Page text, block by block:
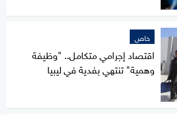
خاص
اقتصاد إجرامي متكامل.. "وظيفة
وهمية" تنتهي بفدية في ليبيا